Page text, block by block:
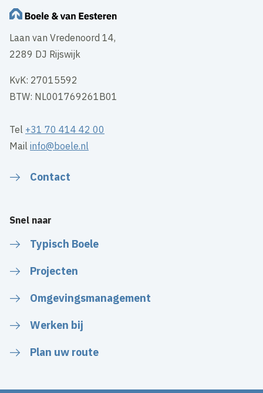
Laan van Vredenoord 14,
2289 DJ Rijswijk
KvK: 27015592
BTW: NL001769261B01
Tel +31 70 414 42 00
Mailinfo@boele.nl
Contact
Snel naar
Typisch Boele
Projecten
Omgevingsmanagement
Werken bij
Plan uw route